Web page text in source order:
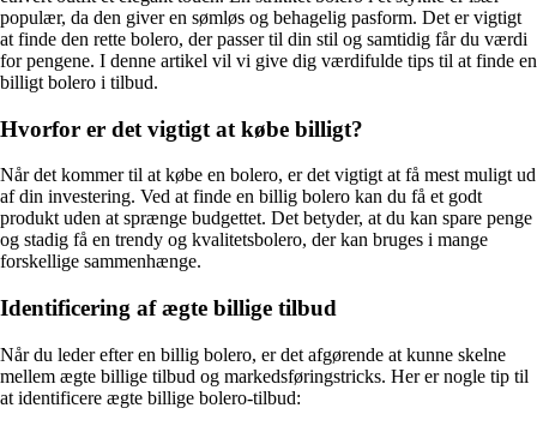
populær, da den giver en sømløs og behagelig pasform. Det er vigtigt
at finde den rette bolero, der passer til din stil og samtidig får du værdi
for pengene. I denne artikel vil vi give dig værdifulde tips til at finde en
billigt bolero i tilbud.
Hvorfor er det vigtigt at købe billigt?
Når det kommer til at købe en bolero, er det vigtigt at få mest muligt ud
af din investering. Ved at finde en billig bolero kan du få et godt
produkt uden at sprænge budgettet. Det betyder, at du kan spare penge
og stadig få en trendy og kvalitetsbolero, der kan bruges i mange
forskellige sammenhænge.
Identificering af ægte billige tilbud
Når du leder efter en billig bolero, er det afgørende at kunne skelne
mellem ægte billige tilbud og markedsføringstricks. Her er nogle tip til
at identificere ægte billige bolero-tilbud: